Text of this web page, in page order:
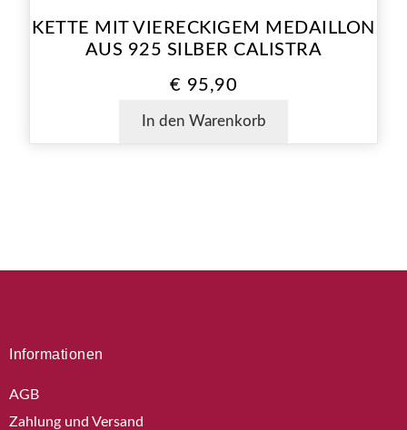
KETTE MIT VIERECKIGEM MEDAILLON
AUS 925 SILBER CALISTRA
€ 95,90
In den Warenkorb
Informationen
AGB
Zahlung und Versand